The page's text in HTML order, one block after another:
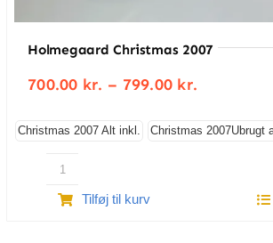
Holmegaard Christmas 2007
700.00 kr. – 799.00 kr.
799.00 kr.
Christmas 2007 Alt inkl. Christmas 2007Ubrugt
Holmegaard
Christmas
Tilføj til kurv